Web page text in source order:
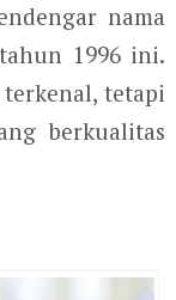
nama
1996 ini.
tetapi
berkualitas